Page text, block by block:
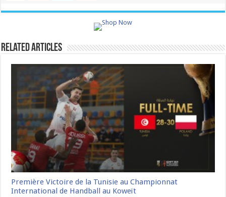
Related Articles
Première Victoire de la Tunisie au Championnat
International de Handball au Koweït